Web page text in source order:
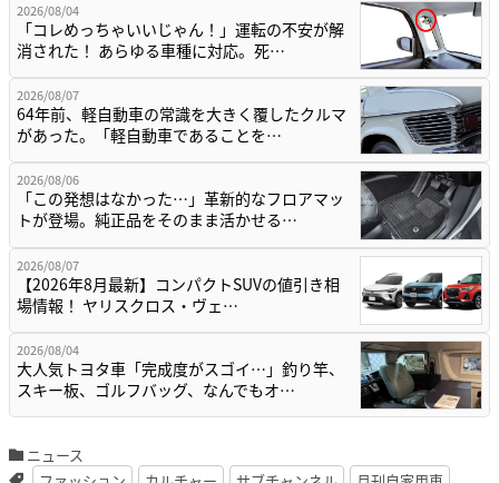
2026/08/04
「コレめっちゃいいじゃん！」運転の不安が解
消された！ あらゆる車種に対応。死…
2026/08/07
64年前、軽自動車の常識を大きく覆したクルマ
があった。「軽自動車であることを…
2026/08/06
「この発想はなかった…」革新的なフロアマッ
トが登場。純正品をそのまま活かせる…
2026/08/07
【2026年8月最新】コンパクトSUVの値引き相
場情報！ ヤリスクロス・ヴェ…
2026/08/04
大人気トヨタ車「完成度がスゴイ…」釣り竿、
スキー板、ゴルフバッグ、なんでもオ…
ニュース